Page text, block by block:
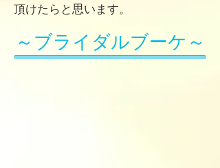
頂けたらと思います。
​～ブライダルブーケ～